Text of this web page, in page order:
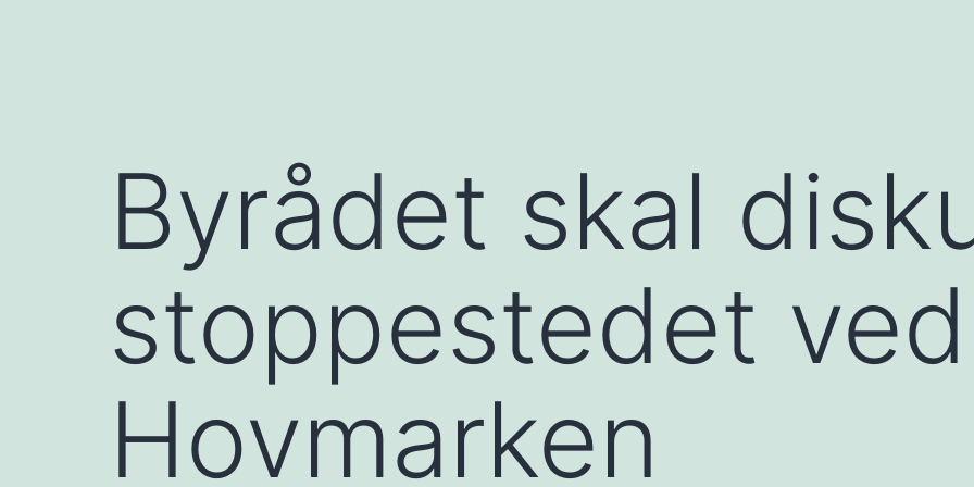
Byrådet skal
stoppestedet ved
Hovmarken